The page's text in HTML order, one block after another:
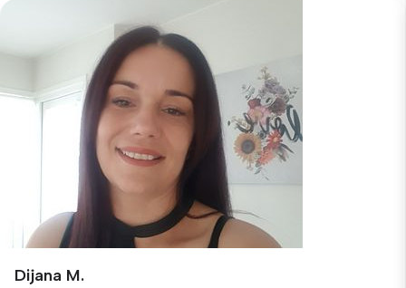
Dijana M.